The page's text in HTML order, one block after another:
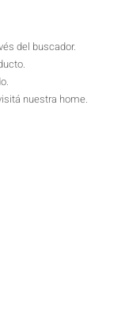
del buscador.
nuestra home.